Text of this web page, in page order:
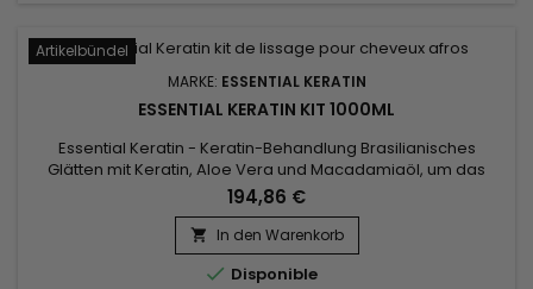
Artikelbündel
MARKE: ESSENTIAL KERATIN
ESSENTIAL KERATIN KIT 1000ML
Essential Keratin - Keratin-Behandlung Brasilianisches
Glätten mit Keratin, Aloe Vera und Macadamiaöl, um das
Haar bis zur Kortikalis zu reparieren und für einen Zeitraum
von 3 bis 5 Monaten zu glätten.&nbsp; Erleichtert das Styling
und verkürzt die Föhnzeit, stoppt Haarausfall und lässt Spliss
verschwinden für geschmeidiges, glänzendes, seidiges
und...
194,86 €
 In den Warenkorb
 Disponible